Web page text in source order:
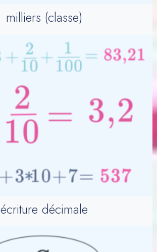
milliers (classe)
écriture décimale